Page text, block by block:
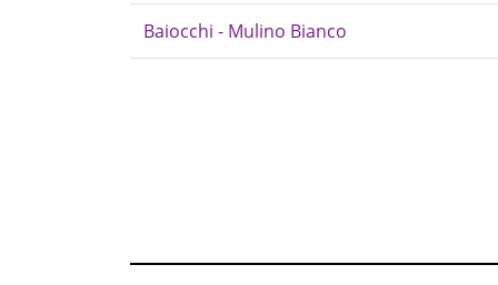
Baiocchi - Mulino Bianco